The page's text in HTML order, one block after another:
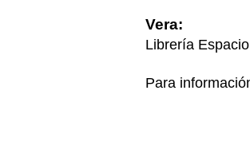
Vera:
Librería
Para